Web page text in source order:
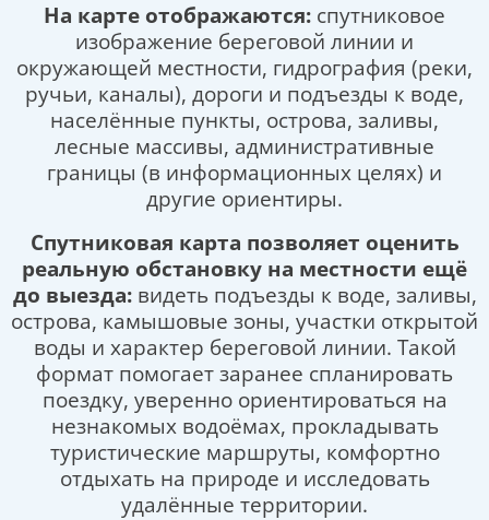
На карте отображаются: спутниковое
изображение береговой линии и
окружающей местности, гидрография (реки,
ручьи, каналы), дороги и подъезды к воде,
населённые пункты, острова, заливы,
лесные массивы, административные
границы (в информационных целях) и
другие ориентиры.
Спутниковая карта позволяет оценить
реальную обстановку на местности ещё
до выезда:видеть подъезды к воде, заливы,
острова, камышовые зоны, участки открытой
воды и характер береговой линии. Такой
формат помогает заранее спланировать
поездку, уверенно ориентироваться на
незнакомых водоёмах, прокладывать
туристические маршруты, комфортно
отдыхать на природе и исследовать
удалённые территории.